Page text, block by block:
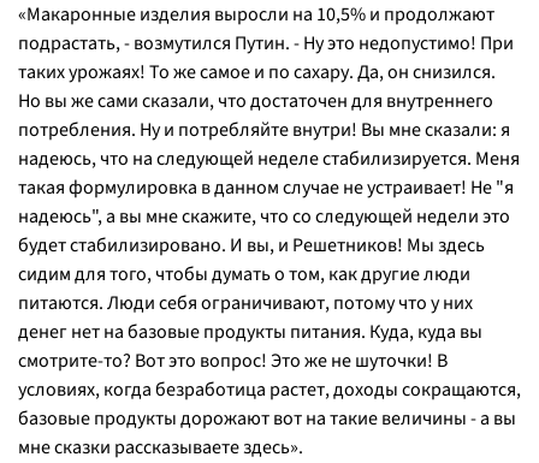
«Макаронные изделия выросли на 10,5% и продолжают
подрастать,- возмутился Путин. -Ну это недопустимо! При
таких урожаях! То же самое и по сахару. Да, он снизился.
Но вы же сами сказали, что достаточен для внутреннего
потребления. Ну и потребляйте внутри! Вы мне сказали: я
надеюсь, что на следующей неделе стабилизируется. Меня
такая формулировка в данном случае не устраивает! Не "я
надеюсь", а вы мне скажите, что со следующей недели это
будет стабилизировано. И вы, и Решетников! Мы здесь
сидим для того, чтобы думать о том, как другие люди
питаются. Люди себя ограничивают, потому что у них
денег нет на базовые продукты питания. Куда, куда вы
смотрите-то? Вот это вопрос! Это же не шуточки! В
условиях, когда безработица растет, доходы сокращаются,
базовые продукты дорожают вот на такие величины - а вы
мне сказки рассказываете здесь».